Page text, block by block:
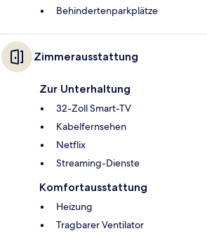
Behindertenparkplätze
Zimmerausstattung
Zur Unterhaltung
32-Zoll Smart-TV
Kabelfernsehen
Netflix
Streaming-Dienste
Komfortausstattung
Heizung
Tragbarer Ventilator